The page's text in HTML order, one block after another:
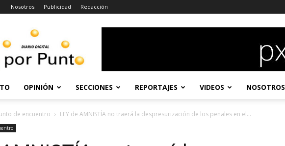
Nosotros Publicidad Redacción
Punto
OPINIÓN SECCIONES REPORTAJES VIDEOS NOSOTROS
de encuentro LEY de AMNISTÍA no traerá la despresurización de los penales en el...